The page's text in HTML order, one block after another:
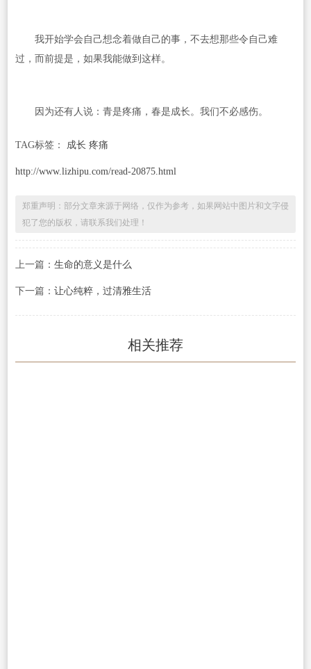
我开始学会自己想念着做自己的事，不去想那些令自己难
过，而前提是，如果我能做到这样。
因为还有人说：青是疼痛，春是成长。我们不必感伤。
TAG标签： 成长 疼痛
http://www.lizhipu.com/read-20875.html
郑重声明：部分文章来源于网络，仅作为参考，如果网站中图片和文字侵
犯了您的版权，请联系我们处理！
上一篇： 生命的意义是什么
下一篇： 让心纯粹，过清雅生活
相关推荐